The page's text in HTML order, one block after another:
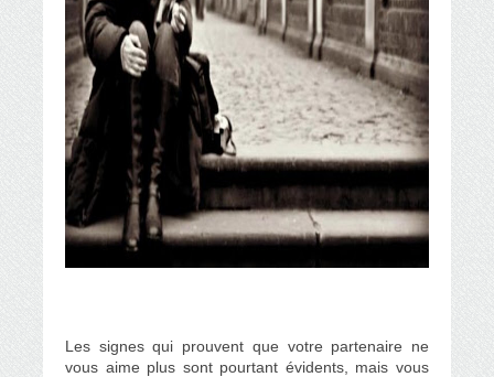
Les signes qui prouvent que votre partenaire ne
vous aime plus sont pourtant évidents, mais vous